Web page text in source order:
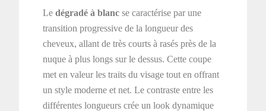
Ledégradé à blanc se caractérise par une
transition progressive de la longueur des
cheveux, allant de très courts à rasés près de la
nuque à plus longs sur le dessus. Cette coupe
met en valeur les traits du visage tout en offrant
un style moderne et net. Le contraste entre les
différentes longueurs crée un look dynamique